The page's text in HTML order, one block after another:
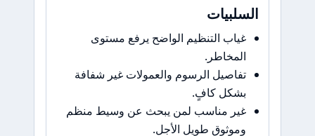
السلبيات
غياب التنظيم الواضح يرفع مستوى
المخاطر.
تفاصيل الرسوم والعمولات غير شفافة
بشكل كافٍ.
غير مناسب لمن يبحث عن وسيط منظم
وموثوق طويل الأجل.